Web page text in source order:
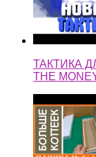
ТАКТИКА
THE